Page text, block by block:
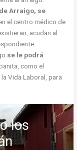
Arraigo, se
el centro médico de
acudan al
se le podrá
como el
Vida Laboral, para
los